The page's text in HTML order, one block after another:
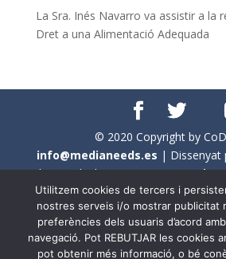
La Sra. Inés Navarro va assistir a la
Dret a una Alimentació Adequada
© 2020 Copyright by
info@medianeeds.es | Dissenyat
| Tots els drets reservats a
Avís per cookies
En aquest web s'ha tingut en
llenguatge. No obstant això, i a
Utilitzem cookies de tercers i
nostres serveis i/o mostrar publicitat
preferències dels usuaris d’acord
navegació. Pot REBUTJAR les cookies
pot obtenir més informació, o bé